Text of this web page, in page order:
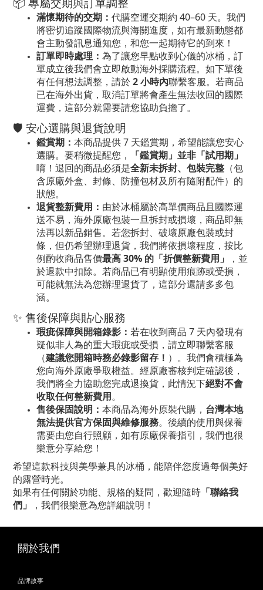
滿懷期待的交期： 代購空運交期約 40–60 天。我們
將密切追蹤國際物流與海關進度，如有最新動態都
會主動發訊息通知您，和您一起期待它的到來！
訂單即時處理： 為了讓您早點收到心儀的冰桶，訂
單成立後我們會立即啟動海外採購流程。如下單後
有任何想法調整，請於2 小時內聯繫客服。若商品
已在海外出貨，取消訂單將會產生無法收回的國際
運費，這部分就需要請您協助負擔了。
🛡️ 安心選購與退貨說明
鑑賞期： 本商品提供 7 天鑑賞期，希望能讓您安心
選購。要稍微提醒您，
「鑑賞期」並非「試用期」
唷！退回的商品必須是全新未拆封、包裝完整 （包
含原廠外盒、封條、防撞包材及所有隨附配件）的
狀態。
退貨整新費用： 由於冰桶屬於高單價商品且國際運
送不易，海外原廠包裝一旦拆封或損壞，商品即無
法再以新品銷售。若您拆封、破壞原廠包裝或封
條，但仍希望辦理退貨，我們將依損壞程度，按比
例酌收商品售價最高 30% 的「折價整新費用」
，並
於退款中扣除。若商品已有明顯使用痕跡或受損，
可能就無法為您辦理退貨了，這部分還請多多包
涵。
✨ 售後保障與貼心服務
瑕疵保障與開箱錄影： 若在收到商品 7 天內發現有
疑似非人為的重大瑕疵或受損，請立即聯繫客服
（建議您開箱時務必錄影留存！ ）。我們會積極為
您向海外原廠爭取權益。經原廠審核判定確認後，
我們將全力協助您完成退換貨，此情況下絕對不會
收取任何整新費用。
售後保固說明： 本商品為海外原裝代購， 台灣本地
無法提供官方保固與維修服務。後續的使用與保養
需要由您自行照顧，如有原廠保養指引，我們也很
樂意分享給您！
希望這款科技與美學兼具的冰桶，能陪伴您度過每個美好
的露營時光。
如果有任何關於功能、規格的疑問，歡迎隨時 「聯絡我
們」
，我們很樂意為您詳細說明！
關於我們
品牌故事